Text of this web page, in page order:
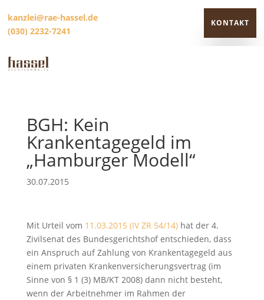
kanzlei@rae-hassel.de
(030) 2232-7241
KONTAKT
BGH: Kein
Krankentagegeld im
„Hamburger Modell“
30.07.2015
Mit Urteil vom 11.03.2015 (IV ZR 54/14)hat der 4.
Zivilsenat des Bundesgerichtshof entschieden, dass
ein Anspruch auf Zahlung von Krankentagegeld aus
einem privaten Krankenversicherungsvertrag (im
Sinne von § 1 (3) MB/KT 2008) dann nicht besteht,
wenn der Arbeitnehmer im Rahmen der